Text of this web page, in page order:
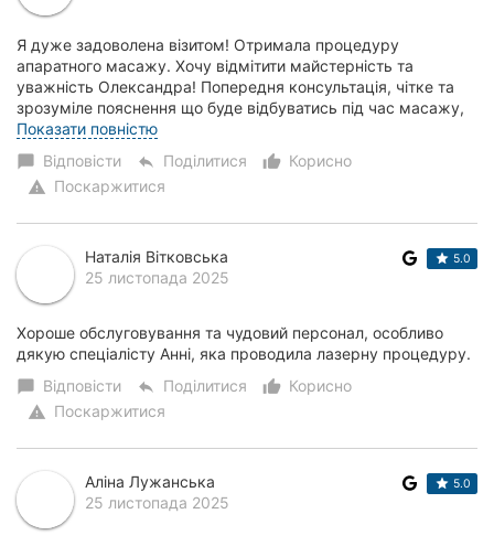
Я дуже задоволена візитом! Отримала процедуру
апаратного масажу. Хочу відмітити майстерність та
уважність Олександра! Попередня консультація, чітке та
зрозуміле пояснення що буде відбуватись під час масажу,
корекція інтенсивності під час виконання! Я...
Показати повністю
chat_bubble Відповісти reply Поділитися thumb_up_alt
Корисно
warning Поскаржитися
Наталія Вітковська
25 листопада 2025
5.0
Хороше обслуговування та чудовий персонал, особливо
дякую спеціалісту Анні, яка проводила лазерну процедуру.
chat_bubble Відповісти reply Поділитися thumb_up_alt
Корисно
warning Поскаржитися
Аліна Лужанська
25 листопада 2025
5.0